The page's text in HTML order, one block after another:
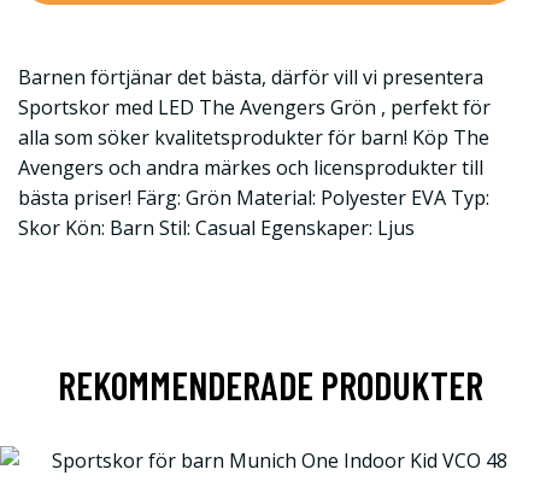
Barnen förtjänar det bästa, därför vill vi presentera
Sportskor med LED The Avengers Grön , perfekt för
alla som söker kvalitetsprodukter för barn! Köp The
Avengers och andra märkes och licensprodukter till
bästa priser! Färg: Grön Material: Polyester EVA Typ:
Skor Kön: Barn Stil: Casual Egenskaper: Ljus
REKOMMENDERADE PRODUKTER